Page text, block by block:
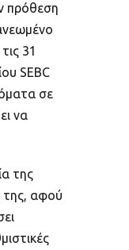
πρόθεση
31
SEBC
σε
να
της
της, αφού